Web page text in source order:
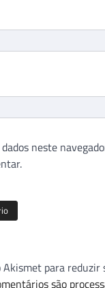
neste
para reduzir
são